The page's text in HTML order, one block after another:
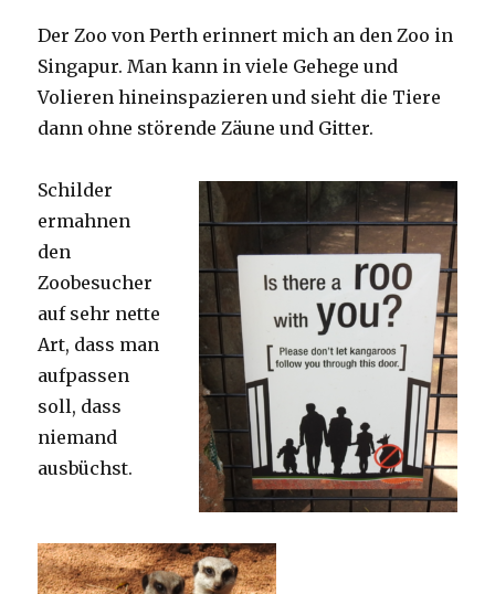
Perth
Der Zoo von Perth erinnert mich an den Zoo in
Singapur. Man kann in viele Gehege und
Volieren hineinspazieren und sieht die Tiere
dann ohne störende Zäune und Gitter.
Schilder
ermahnen
den
Zoobesucher
auf sehr nette
Art, dass man
aufpassen
soll, dass
niemand
ausbüchst.